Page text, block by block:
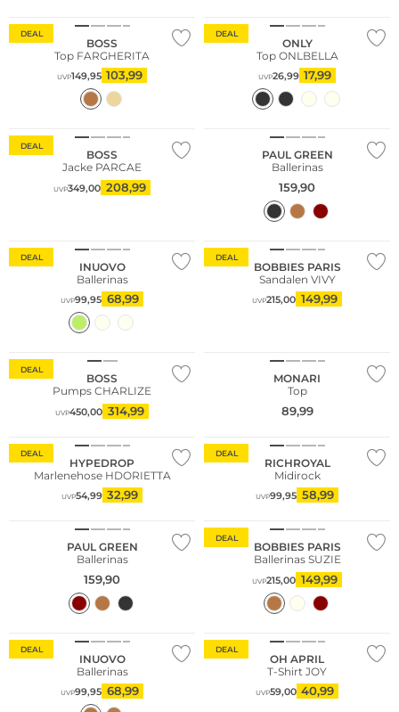
DEAL
BOSS
Top FARGHERITA
UVP149,95 103,99
DEAL
ONLY
Top ONLBELLA
UVP26,99 17,99
DEAL
BOSS
Jacke PARCAE
UVP349,00 208,99
PAUL GREEN
Ballerinas
159,90
DEAL
INUOVO
Ballerinas
UVP99,95 68,99
DEAL
BOBBIES PARIS
Sandalen VIVY
UVP215,00 149,99
DEAL
BOSS
Pumps CHARLIZE
UVP450,00 314,99
MONARI
Top
89,99
DEAL
HYPEDROP
Marlenehose HDORIETTA
UVP54,99 32,99
DEAL
RICHROYAL
Midirock
UVP99,95 58,99
PAUL GREEN
Ballerinas
159,90
DEAL
BOBBIES PARIS
Ballerinas SUZIE
UVP215,00 149,99
DEAL
INUOVO
Ballerinas
UVP99,95 68,99
DEAL
OH APRIL
T-Shirt JOY
UVP59,00 40,99